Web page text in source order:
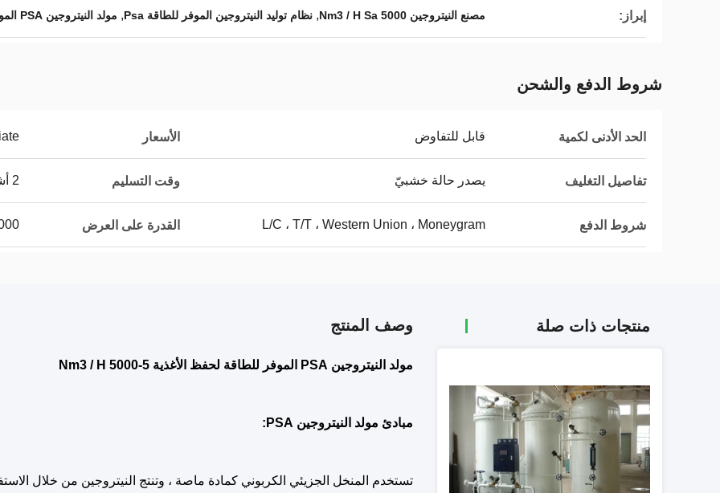
إبراز: مصنع النيتروجين 5000 Nm3 / H Sa , نظام توليد النيتروجين الموفر للطاقة Psa , مولد النيتروجين PSA الموفر للطاقة
شروط الدفع والشحن
الحد الأدنى لكمية قابل للتفاوض الأسعار
تفاصيل التغليف يصدر حالة خشبيّ وقت التسليم 2 أشهر بعد تلقي دفعة أولى
شروط الدفع L/C ، T/T ، Western Union ، Moneygram القدرة على العرض 1000
منتجات ذات صلة وصف المنتج
مولد النيتروجين PSA الموفر للطاقة لحفظ الأغذية 5-5000 Nm3 / H
مبادئ مولد النيتروجين PSA: